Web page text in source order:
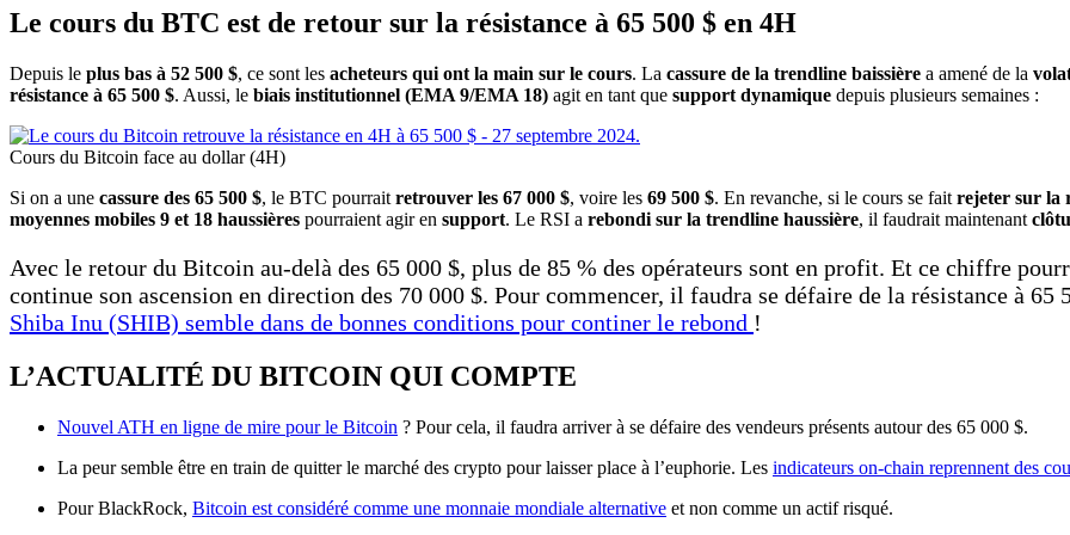
Le cours du BTC est de retour sur la résistance à 65 500 $ en 4H
Depuis le plus bas à 52 500 $, ce sont les acheteurs qui ont la main sur le cours. La cassure de la trendline baissière a amené de la
résistance à 65 500 $. Aussi, le biais institutionnel (EMA 9/EMA 18) agit en tant que support dynamique depuis plusieurs semaines :
Cours du Bitcoin face au dollar (4H)
Si on a une cassure des 65 500 $, le BTC pourrait retrouver les 67 000 $, voire les 69 500 $. En revanche, si le cours se fait rejeter sur la
moyennes mobiles 9 et 18 haussières pourraient agir en support. Le RSI a rebondi sur la trendline haussière, il faudrait maintenant
Avec le retour du Bitcoin au-delà des 65 000 $, plus de 85 % des opérateurs sont en profit. Et ce chiffre
continue son ascension en direction des 70 000 $. Pour commencer, il faudra se défaire de la résistance à
Shiba Inu (SHIB) semble dans de bonnes conditions pour continer le rebond !
L’ACTUALITÉ DU BITCOIN QUI COMPTE
Nouvel ATH en ligne de mire pour le Bitcoin ? Pour cela, il faudra arriver à se défaire des vendeurs présents autour des 65 000 $.
La peur semble être en train de quitter le marché des crypto pour laisser place à l’euphorie. Les indicateurs on-chain reprennent des
Pour BlackRock, Bitcoin est considéré comme une monnaie mondiale alternative et non comme un actif risqué.